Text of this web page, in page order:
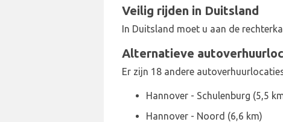
Veilig rijden in Duitsland
In Duitsland moet u aan de
Alternatieve
Er zijn 18 andere
Hannover - Schulenburg (5,5
Hannover - Noord (6,6 km)